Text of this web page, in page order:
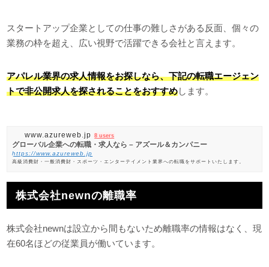
スタートアップ企業としての仕事の難しさがある反面、個々の
業務の枠を超え、広い視野で活躍できる会社と言えます。
アパレル業界の求人情報をお探しなら、下記の転職エージェン
トで非公開求人を探されることをおすすめします。
www.azureweb.jp 8 users
グローバル企業への転職・求人なら – アズール＆カンパニー
https://www.azureweb.jp
高級消費財・一般消費財・スポーツ・エンターテイメント業界への転職をサポートいたします。
株式会社newnの離職率
株式会社newnは設立から間もないため離職率の情報はなく、現
在60名ほどの従業員が働いています。